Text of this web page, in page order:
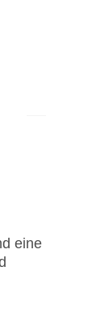
eine